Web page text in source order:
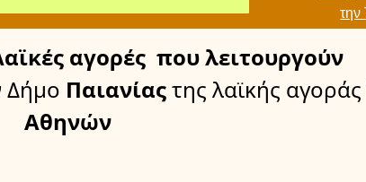
την
αγορές που λειτουργούν
Δήμο Παιανίαςτης λαϊκής αγοράς
Αθηνών